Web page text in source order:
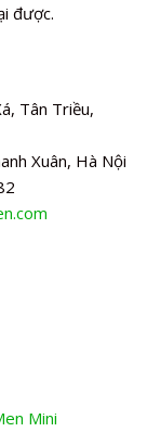
được.
Tân Triều,
Xuân, Hà Nội
Mini